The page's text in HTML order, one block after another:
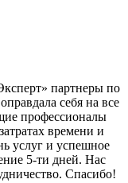
партнеры по
себя на все
профессионалы
времени и
услуг и успешное
5-ти дней. Нас
Спасибо!